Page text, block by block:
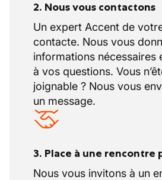
2. Nous vous contactons
Un expert Accent de
contacte. Nous vous
informations nécessaires
à vos questions. Vous
joignable ? Nous vous
un message.
3. Place à une rencontre
Nous vous invitons à un